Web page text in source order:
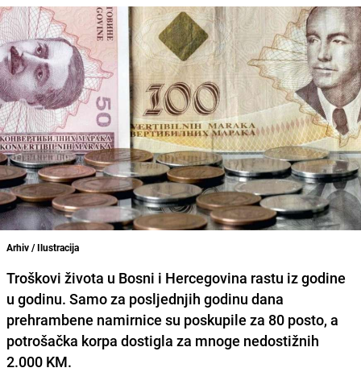
Arhiv / Ilustracija
Troškovi života u Bosni i Hercegovina rastu iz godine
u godinu. Samo za posljednjih godinu dana
prehrambene namirnice su poskupile za 80 posto, a
potrošačka korpa dostigla za mnoge nedostižnih
2.000 KM.